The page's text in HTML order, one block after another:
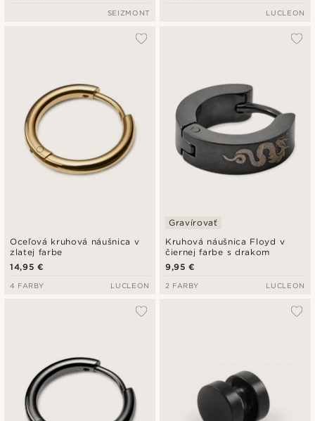
SEIZMONT LUCLEON
Oceľová kruhová náušnica v
zlatej farbe
14,95 €
4 FARBY LUCLEON
Kruhová náušnica Floyd v
čiernej farbe s drakom
Gravírovať
9,95 €
2 FARBY LUCLEON